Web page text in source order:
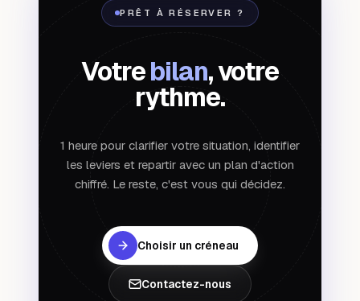
PRÊT À RÉSERVER ?
Votrebilan, votre
rythme.
1 heure pour clarifier votre situation, identifier
les leviers et repartir avec un plan d'action
chiffré. Le reste, c'est vous qui décidez.
Choisir un créneau
Contactez-nous